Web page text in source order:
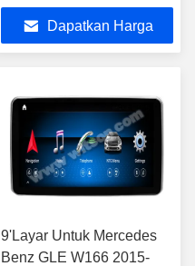
X166 2016-2019 NTG5.0
Android Multimedia Player
Dapatkan Harga
9'Layar Untuk Mercedes
Benz GLE W166 2015-